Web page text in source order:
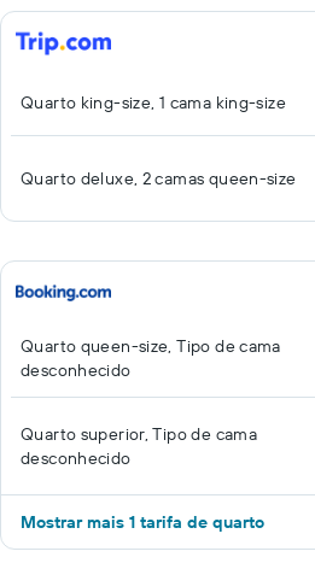
Quarto king-size, 1 cama king-size
Quarto deluxe, 2 camas queen-size
Quarto queen-size, Tipo de cama
desconhecido
Quarto superior, Tipo de cama
desconhecido
Mostrar mais 1 tarifa de quarto